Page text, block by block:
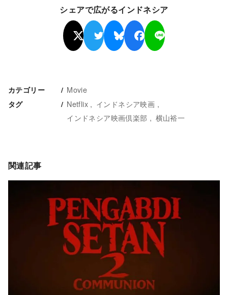
シェアで広がるインドネシア
カテゴリー Movie
タグ Netflix
インドネシア映画
インドネシア映画倶楽部
横山裕一
関連記事